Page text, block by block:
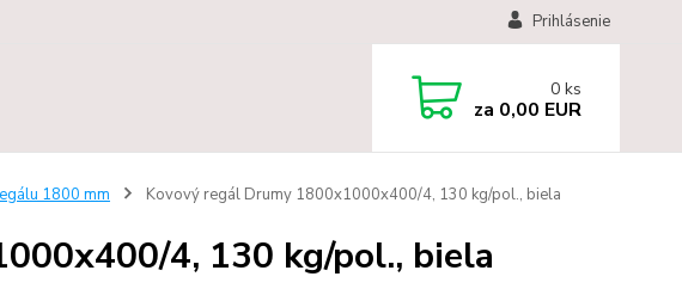
Prihlásenie
0 ks
za 0,00 EUR
1800 mm Kovový regál Drumy 1800x1000x400/4, 130 kg/pol., biela
4, 130 kg/pol., biela